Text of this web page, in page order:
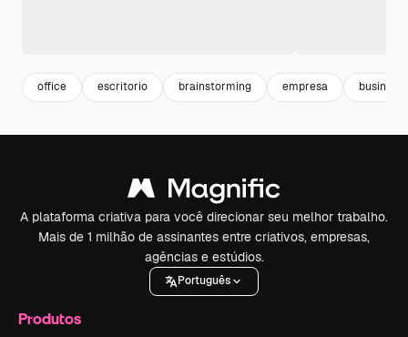
office escritorio brainstorming empresa business
A plataforma criativa para você direcionar seu melhor trabalho.
Mais de 1 milhão de assinantes entre criativos, empresas,
agências e estúdios.
Português
Produtos